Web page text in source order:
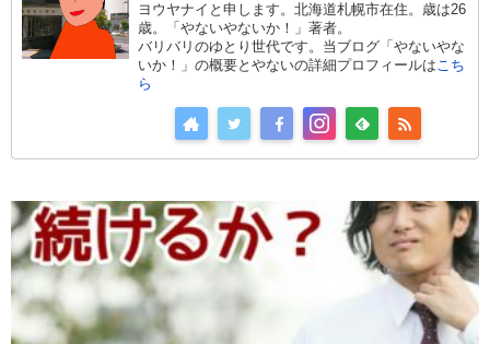
ヨウヤナイと申します。北海道札幌市在住。歳は26
歳。「やないやないか！」著者。
バリバリのゆとり世代です。当ブログ「やないやな
いか！」の概要とやないの詳細プロフィールはこち
ら